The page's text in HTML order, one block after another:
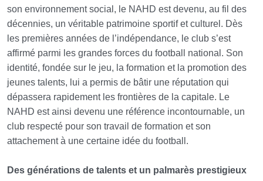
son environnement social, le NAHD est devenu, au fil des
décennies, un véritable patrimoine sportif et culturel. Dès
les premières années de l’indépendance, le club s’est
affirmé parmi les grandes forces du football national. Son
identité, fondée sur le jeu, la formation et la promotion des
jeunes talents, lui a permis de bâtir une réputation qui
dépassera rapidement les frontières de la capitale. Le
NAHD est ainsi devenu une référence incontournable, un
club respecté pour son travail de formation et son
attachement à une certaine idée du football.
Des générations de talents et un palmarès prestigieux